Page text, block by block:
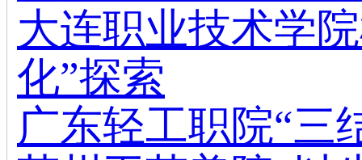
大连职业技术学
化”探索
广东轻工职院“三